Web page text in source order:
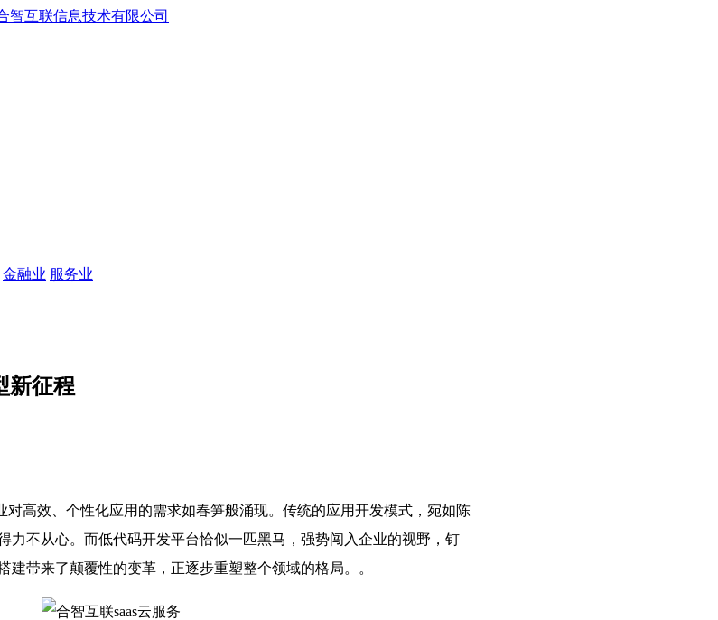
金融业 服务业
新征程
高效、个性化应用的需求如春笋般涌现。传统的应用开发模式，宛如陈
力不从心。而低代码开发平台恰似一匹黑马，强势闯入企业的视野，钉
带来了颠覆性的变革，正逐步重塑整个领域的格局。。